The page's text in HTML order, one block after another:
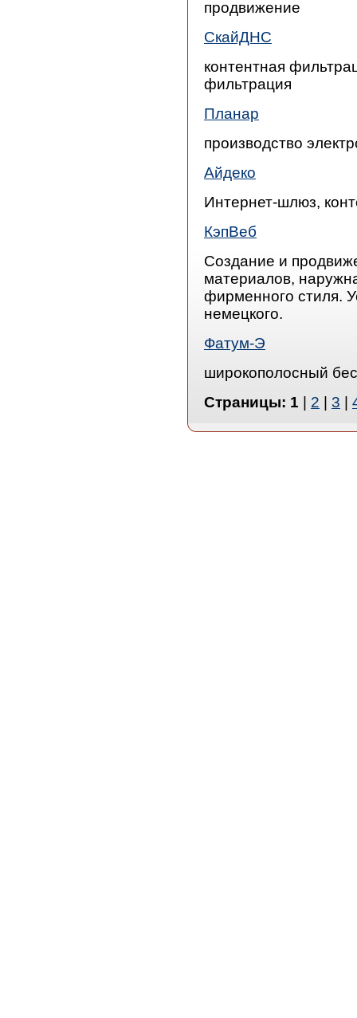
продвижение
СкайДНС
контентная
фильтрация
Планар
производство
Айдеко
Интернет-шлюз,
КэпВеб
Создание и
материалов,
фирменного стиля.
немецкого.
Фатум-Э
широкополосный
Страницы: 1 2 3